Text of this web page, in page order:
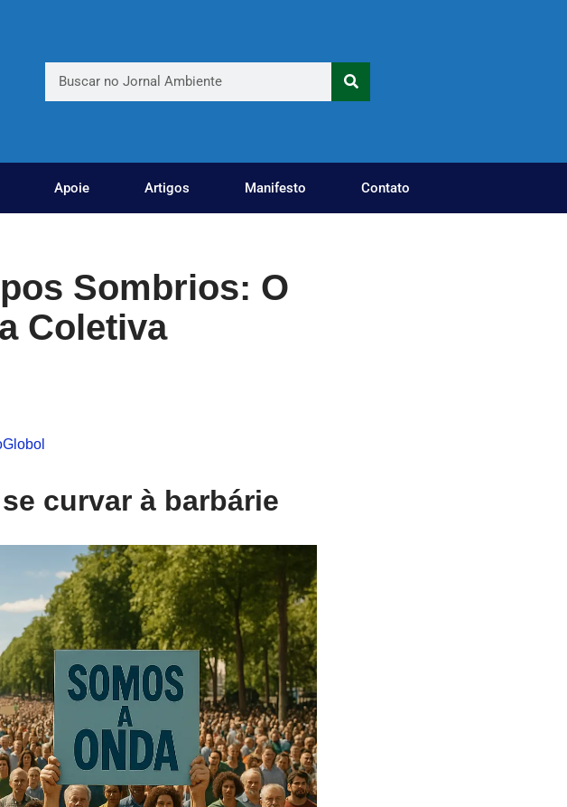
Apoie Artigos Manifesto Contato
Sombrios: O
Coletiva
curvar à barbárie